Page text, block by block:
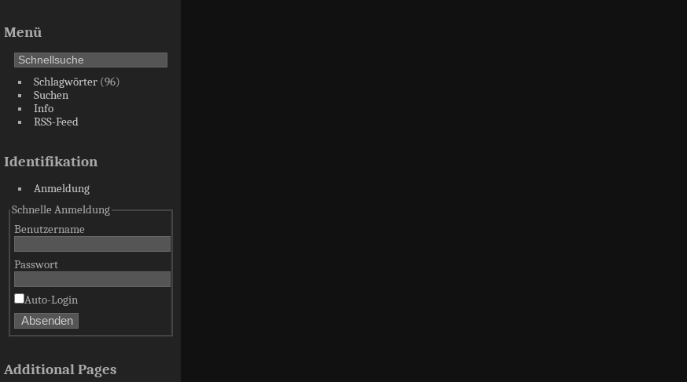
Menü
Schlagwörter(96)
Suchen
Info
RSS-Feed
Identifikation
Anmeldung
Schnelle Anmeldung
Benutzername
Passwort
Auto-Login
Additional Pages